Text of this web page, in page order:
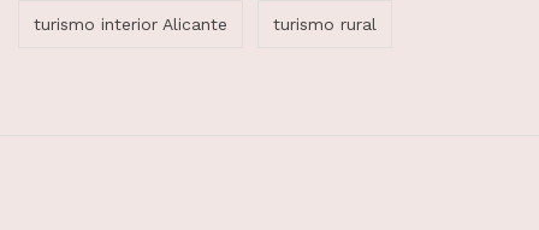
turismo interior Alicante turismo rural